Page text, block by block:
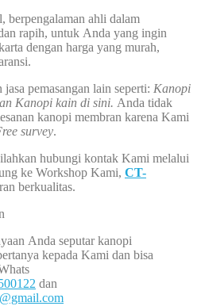
berpengalaman ahli dalam
rapih, untuk Anda yang ingin
dengan harga yang murah,
pemasangan lain seperti: Kanopi
Kanopi kain di sini. Anda tidak
kanopi membran karena Kami
survey.
hubungi kontak Kami melalui
ke Workshop Kami, CT-
berkualitas.
Anda seputar kanopi
kepada Kami dan bisa
dan